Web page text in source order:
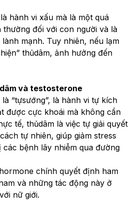
hành vi xấu mà là một quá
đối với con người và là
mạnh. Tuy nhiên, nếu lạm
thủdâm, ảnh hưởng đến
và testosterone
“tựsướng”, là hành vi tự kích
được cực khoái mà không cần
tế, thủdâm là việc tự giải quyết
tự nhiên, giúp giảm stress
bệnh lây nhiễm qua đường
chính quyết định ham
và những tác động này ở
nữ giới.